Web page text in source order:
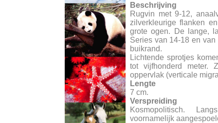
Beschrijving
Rugvin met 9-12,
zilverkleurige flanken
grote ogen. De lange,
Series van 14-18 en
buikrand.
Lichtende sprotjes
tot vijfhonderd meter.
oppervlak (verticale
Lengte
7 cm.
Verspreiding
Kosmopolitisch.
voornamelijk